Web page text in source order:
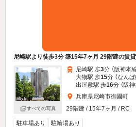
尼崎駅より徒歩3分 築15年7ヶ月 29階建の賃
すべての写真
尼崎駅 歩3分 （阪神本
大物駅 歩15分 （なん
出屋敷駅 歩16分 （阪神
兵庫県尼崎市御園町
29階建 / 15年7ヶ月 / RC
駐車場あり 駐輪場あり